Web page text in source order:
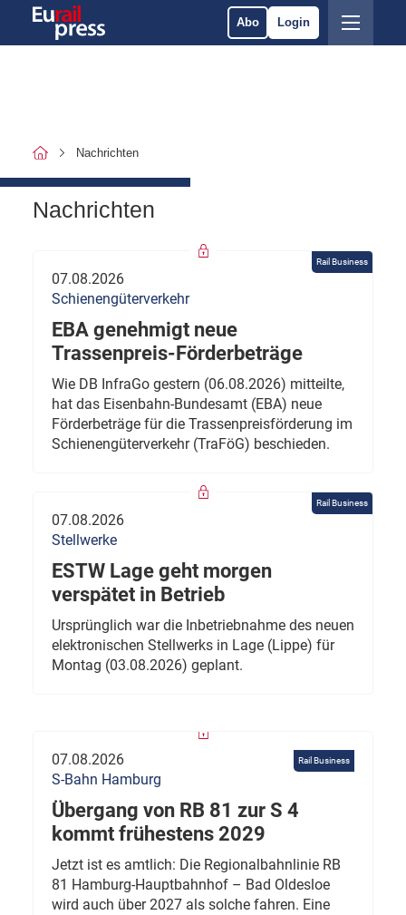
Abo Login
Nachrichten
Nachrichten
Rail Business
07.08.2026
Schienengüterverkehr
EBA genehmigt neue
Trassenpreis-Förderbeträge
Wie DB InfraGo gestern (06.08.2026) mitteilte,
hat das Eisenbahn-Bundesamt (EBA) neue
Förderbeträge für die Trassenpreisförderung im
Schienengüterverkehr (TraFöG) beschieden.
Rail Business
07.08.2026
Stellwerke
ESTW Lage geht morgen
verspätet in Betrieb
Ursprünglich war die Inbetriebnahme des neuen
elektronischen Stellwerks in Lage (Lippe) für
Montag (03.08.2026) geplant.
Rail Business
07.08.2026
S-Bahn Hamburg
Übergang von RB 81 zur S 4
kommt frühestens 2029
Jetzt ist es amtlich: Die Regionalbahnlinie RB
81 Hamburg-Hauptbahnhof – Bad Oldesloe
wird auch über 2027 als solche fahren. Eine